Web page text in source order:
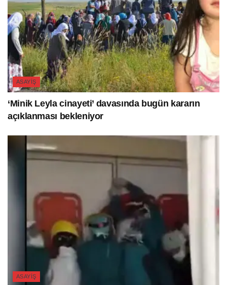
ASAYIŞ
‘Minik Leyla cinayeti’ davasında bugün kararın
açıklanması bekleniyor
ASAYIŞ